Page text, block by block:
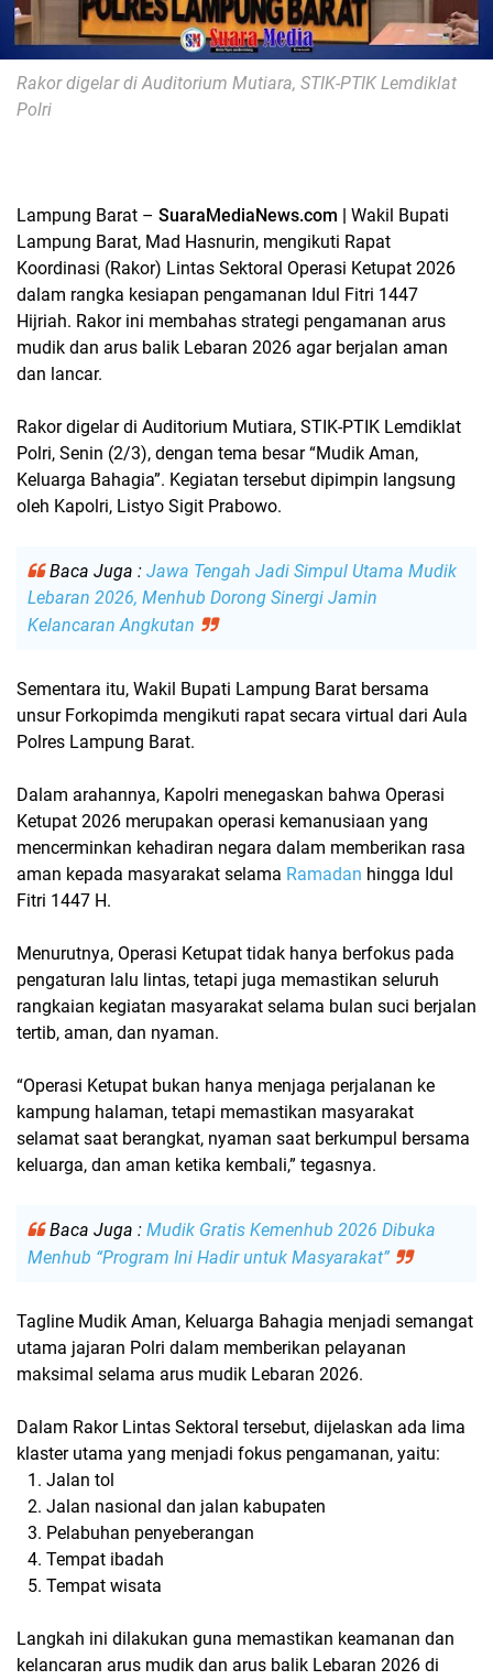
Rakor digelar di Auditorium Mutiara, STIK-PTIK Lemdiklat
Polri
Lampung Barat – SuaraMediaNews.com | Wakil Bupati
Lampung Barat, Mad Hasnurin, mengikuti Rapat
Koordinasi (Rakor) Lintas Sektoral Operasi Ketupat 2026
dalam rangka kesiapan pengamanan Idul Fitri 1447
Hijriah. Rakor ini membahas strategi pengamanan arus
mudik dan arus balik Lebaran 2026 agar berjalan aman
dan lancar.
Rakor digelar di Auditorium Mutiara, STIK-PTIK Lemdiklat
Polri, Senin (2/3), dengan tema besar“Mudik Aman,
Keluarga Bahagia”. Kegiatan tersebut dipimpin langsung
oleh Kapolri, Listyo Sigit Prabowo.
Baca Juga : Jawa Tengah Jadi Simpul Utama Mudik
Lebaran 2026, Menhub Dorong Sinergi Jamin
Kelancaran Angkutan
Sementara itu, Wakil Bupati Lampung Barat bersama
unsur Forkopimda mengikuti rapat secara virtual dari Aula
Polres Lampung Barat.
Dalam arahannya, Kapolri menegaskan bahwa Operasi
Ketupat 2026 merupakan operasi kemanusiaan yang
mencerminkan kehadiran negara dalam memberikan rasa
aman kepada masyarakat selama Ramadan hingga Idul
Fitri 1447 H.
Menurutnya, Operasi Ketupat tidak hanya berfokus pada
pengaturan lalu lintas, tetapi juga memastikan seluruh
rangkaian kegiatan masyarakat selama bulan suci berjalan
tertib, aman, dan nyaman.
“Operasi Ketupat bukan hanya menjaga perjalanan ke
kampung halaman, tetapi memastikan masyarakat
selamat saat berangkat, nyaman saat berkumpul bersama
keluarga, dan aman ketika kembali,” tegasnya.
Baca Juga : Mudik Gratis Kemenhub 2026 Dibuka
Menhub “Program Ini Hadir untuk Masyarakat”
Tagline Mudik Aman, Keluarga Bahagia menjadi semangat
utama jajaran Polri dalam memberikan pelayanan
maksimal selama arus mudik Lebaran 2026.
Dalam Rakor Lintas Sektoral tersebut, dijelaskan ada lima
klaster utama yang menjadi fokus pengamanan, yaitu:
Jalan tol
Jalan nasional dan jalan kabupaten
Pelabuhan penyeberangan
Tempat ibadah
Tempat wisata
Langkah ini dilakukan guna memastikan keamanan dan
kelancaran arus mudik dan arus balik Lebaran 2026 di